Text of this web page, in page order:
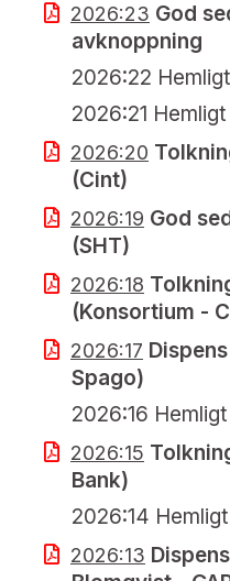
2026:23 God
avknoppning
2026:22 Hemligt
2026:21 Hemligt
2026:20
(Cint)
2026:19 God
(SHT)
2026:18
(Konsortium -
2026:17
Spago)
2026:16 Hemligt
2026:15
Bank)
2026:14 Hemligt
2026:13